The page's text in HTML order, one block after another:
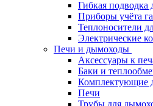
Гибкая подводка
Приборы учёта
Теплоносители
Электрические
Печи и дымоходы
Аксессуары к
Баки и
Комплектующие
Печи
Трубы для